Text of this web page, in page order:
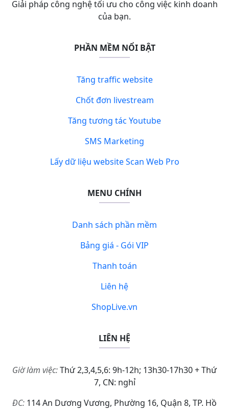
Giải pháp công nghệ tối ưu cho công việc kinh doanh
của bạn.
PHẦN MỀM NỔI BẬT
Tăng traffic website
Chốt đơn livestream
Tăng tương tác Youtube
SMS Marketing
Lấy dữ liệu website Scan Web Pro
MENU CHÍNH
Danh sách phần mềm
Bảng giá - Gói VIP
Thanh toán
Liên hệ
ShopLive.vn
LIÊN HỆ
Giờ làm việc:Thứ 2,3,4,5,6: 9h-12h; 13h30-17h30 + Thứ
7, CN: nghỉ
ĐC: 114 An Dương Vương, Phường 16, Quận 8, TP. Hồ